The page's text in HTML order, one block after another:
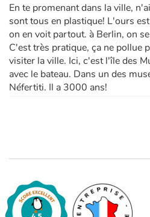
En te promenant dans la ville,
sont tous en plastique! L'ours
on en voit partout. à Berlin, on
C'est très pratique, ça ne pollue
visiter la ville. Ici, c'est l'île des
avec le bateau. Dans un des
Néfertiti. Il a 3000 ans!